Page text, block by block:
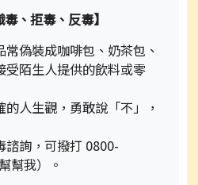
、拒毒、反毒】
常偽裝成咖啡包、奶茶包、
受陌生人提供的飲料或零
的人生觀，勇敢說「不」，
諮詢，可撥打 0800-
幫我）。